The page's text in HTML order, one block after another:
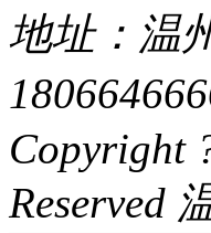
地址：温
Copyright
Reserved